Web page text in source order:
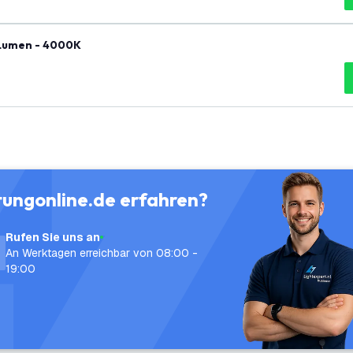
- 4000K
erfahren?
Rufen Sie uns an
An Werktagen erreichbar von 08:00 -
19:00